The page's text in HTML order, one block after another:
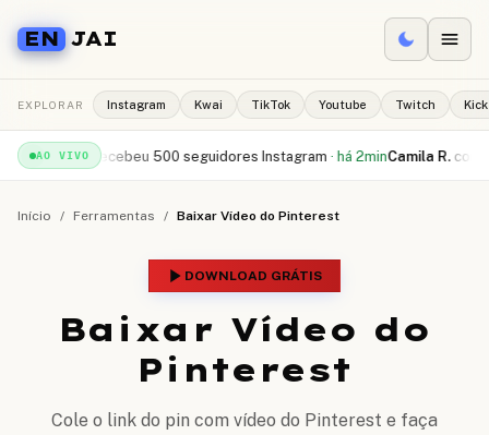
EN JAI
EXPLORAR Instagram Kwai TikTok Youtube Twitch Kick
AO VIVO
S. recebeu 500 seguidores Instagram ·há 2min Camila R. comprou
Início / Ferramentas / Baixar Vídeo do Pinterest
DOWNLOAD GRÁTIS
Baixar Vídeo do
Pinterest
Cole o link do pin com vídeo do Pinterest e faça